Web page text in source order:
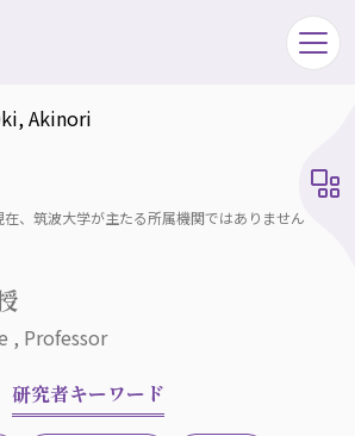
Akinori
、筑波大学が主たる所属機関ではありません
, Professor
研究者キーワード